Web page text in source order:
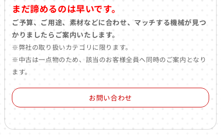
まだ諦めるのは早いです。
ご予算、ご用途、素材などに合わせ、マッチする機械が見つ
かりましたらご案内いたします。
※弊社の取り扱いカテゴリに限ります。
※中古は一点物のため、該当のお客様全員へ同時のご案内となり
ます。
お問い合わせ